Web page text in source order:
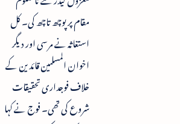
مقام پر پوچھ تاچھ کی۔ کل
استغاثہ نے مرسی اور دیگر
اخوان المسلمین قائدین کے
خلاف فوجداری تحقیقات
شروع کی تھی۔ فوج نے کہا